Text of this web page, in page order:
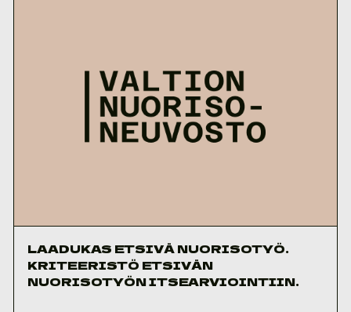
LAADUKAS ETSIVÄ NUORISOTYÖ.
KRITEERISTÖ ETSIVÄN
NUORISOTYÖN ITSEARVIOINTIIN.